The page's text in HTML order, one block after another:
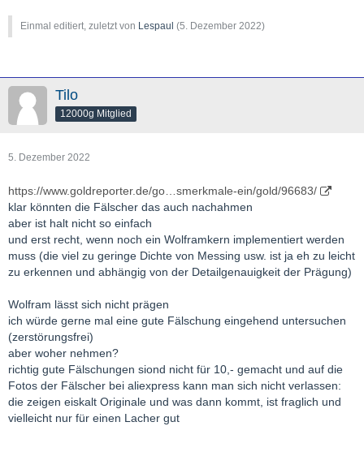
Einmal editiert, zuletzt von Lespaul (5. Dezember 2022)
Tilo
12000g Mitglied
5. Dezember 2022
https://www.goldreporter.de/go…smerkmale-ein/gold/96683/
klar könnten die Fälscher das auch nachahmen
aber ist halt nicht so einfach
und erst recht, wenn noch ein Wolframkern implementiert werden
muss (die viel zu geringe Dichte von Messing usw. ist ja eh zu leicht
zu erkennen und abhängig von der Detailgenauigkeit der Prägung)
Wolfram lässt sich nicht prägen
ich würde gerne mal eine gute Fälschung eingehend untersuchen
(zerstörungsfrei)
aber woher nehmen?
richtig gute Fälschungen siond nicht für 10,- gemacht und auf die
Fotos der Fälscher bei aliexpress kann man sich nicht verlassen:
die zeigen eiskalt Originale und was dann kommt, ist fraglich und
vielleicht nur für einen Lacher gut